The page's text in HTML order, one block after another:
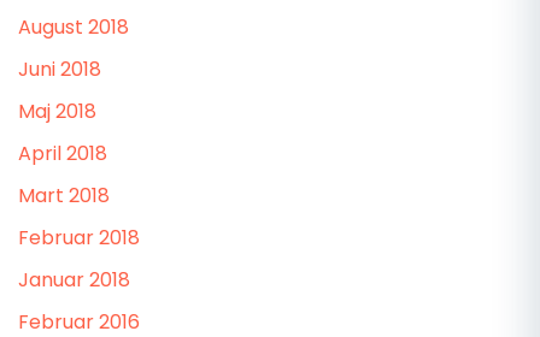
August 2018
Juni 2018
Maj 2018
April 2018
Mart 2018
Februar 2018
Januar 2018
Februar 2016